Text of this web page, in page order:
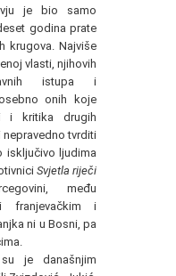
je bio samo
godina prate
krugova. Najviše
vlasti, njihovih
istupa i
onih koje
i kritika drugih
tvrditi
isključivo ljudima
Svjetla riječi
među
i franjevačkim i
ni u Bosni, pa
je današnjim